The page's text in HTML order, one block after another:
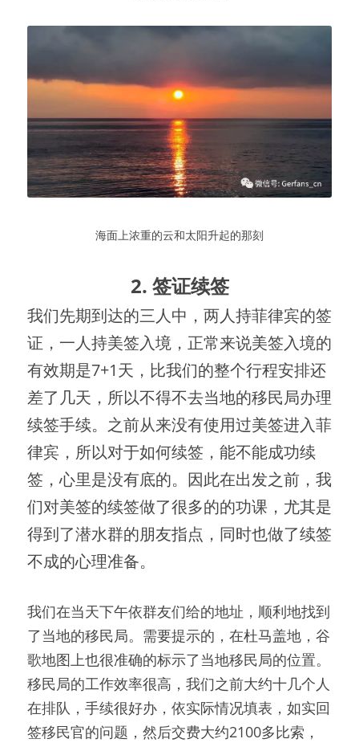
海面上浓重的云和太阳升起的那刻
2. 签证续签
我们先期到达的三人中，两人持菲律宾的签
证，一人持美签入境，正常来说美签入境的
有效期是7+1天，比我们的整个行程安排还
差了几天，所以不得不去当地的移民局办理
续签手续。 之前从来没有使用过美签进入菲
律宾，所以对于如何续签，能不能成功续
签，心里是没有底的。 因此在出发之前，我
们对美签的续签做了很多的的功课，尤其是
得到了潜水群的朋友指点，同时也做了续签
不成的心理准备。
我们在当天下午依群友们给的地址，顺利地找到
了当地的移民局。 需要提示的，在杜马盖地，谷
歌地图上也很准确的标示了当地移民局的位置。
移民局的工作效率很高，我们之前大约十几个人
在排队，手续很好办，依实际情况填表，如实回
签移民官的问题，然后交费大约2100多比索，